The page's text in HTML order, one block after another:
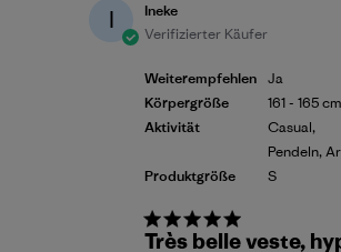
I
Ineke
Verifizierter Käufer
Weiterempfehlen
Körpergröße
Aktivität
Produktgröße
Ja
161 - 165 cm
Casual,
Pendeln,
S
Très belle veste,